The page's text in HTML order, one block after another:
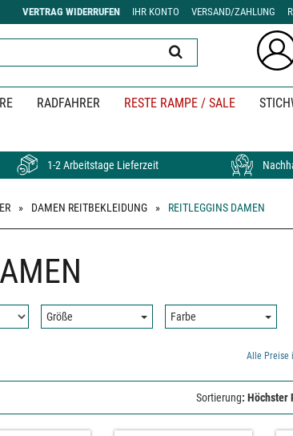
VERTRAG WIDERRUFEN IHR KONTO VERSAND/ZAHLUNG
RADFAHRER RESTE RAMPE / SALE
1-2 Arbeitstage Lieferzeit
DAMEN REITBEKLEIDUNG REITLEGGINS DAMEN
Größe:
Größe Farbe:
Farbe
Alle Preise
Sortierung: Höchster